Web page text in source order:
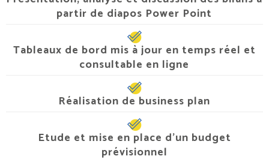
partir de diapos Power Point
Tableaux de bord mis à jour en temps réel et
consultable en ligne
Réalisation de business plan
Etude et mise en place d’un budget
prévisionnel